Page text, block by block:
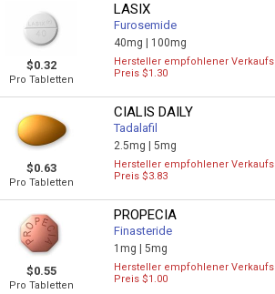
$0.32
Pro Tabletten
LASIX
Furosemide
40mg | 100mg
Hersteller empfohlener Verkaufs
Preis $1.30
$0.63
Pro Tabletten
CIALIS DAILY
Tadalafil
2.5mg |5mg
Hersteller empfohlener Verkaufs
Preis $3.83
$0.55
Pro Tabletten
PROPECIA
Finasteride
1mg |5mg
Hersteller empfohlener Verkaufs
Preis $1.00